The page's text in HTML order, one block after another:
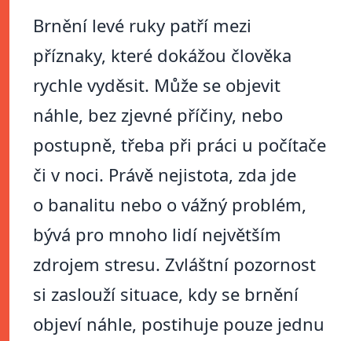
Brnění levé ruky patří mezi
příznaky, které dokážou člověka
rychle vyděsit. Může se objevit
náhle, bez zjevné příčiny, nebo
postupně, třeba při práci u počítače
či v noci. Právě nejistota, zda jde
o banalitu nebo o vážný problém,
bývá pro mnoho lidí největším
zdrojem stresu. Zvláštní pozornost
si zaslouží situace, kdy se brnění
objeví náhle, postihuje pouze jednu